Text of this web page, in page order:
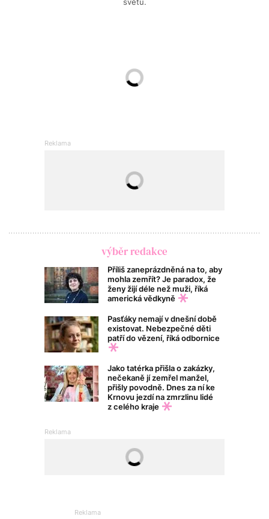
výběr redakce
Příliš zaneprázdněná na to, aby
mohla zemřít? Je paradox, že
ženy žijí déle než muži, říká
americká vědkyně
Pasťáky nemají v dnešní době
existovat. Nebezpečné děti
patří do vězení, říká odbornice
Jako tatérka přišla o zakázky,
nečekaně jí zemřel manžel,
přišly povodně. Dnes za ní ke
Krnovu jezdí na zmrzlinu lidé
z celého kraje